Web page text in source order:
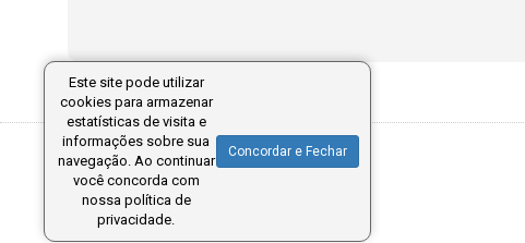
Este site pode utilizar
cookies para armazenar
estatísticas de visita e
informações sobre sua
navegação. Ao continuar
você concorda com
nossa política de
privacidade.
Concordar e Fechar